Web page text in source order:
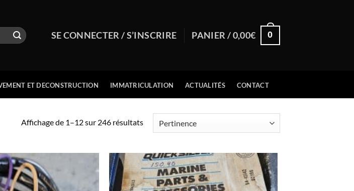
SE CONNECTER / S’INSCRIRE PANIER /0,00€ 0
ET DECONSTRUCTION IMMATRICULATION ACTUALITÉS CONTACT
Affichage de 1–12 sur 246 résultatsTrié
récent
au
plus